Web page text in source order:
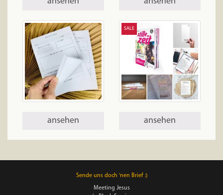
ansehen
SALE
ansehen
Sende uns doch 'nen Brief :)
Meeting Jesus